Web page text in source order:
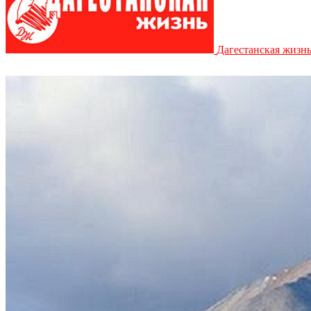
Дагестанская жизнь